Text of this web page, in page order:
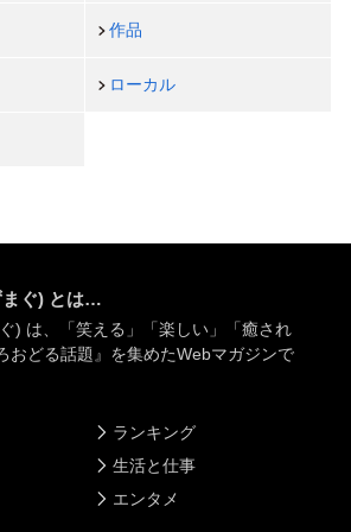
作品
ローカル
まぐ) とは…
) は、「笑える」「楽しい」「癒され
おどる話題』を集めたWebマガジンで
ランキング
生活と仕事
エンタメ